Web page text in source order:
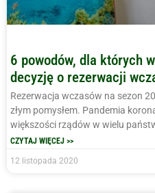
6 powodów, dla których
decyzję o rezerwacji
Rezerwacja wczasów na sezon
złym pomysłem. Pandemia
większości rządów w wielu
CZYTAJ WIĘCEJ >>
12 listopada 2020